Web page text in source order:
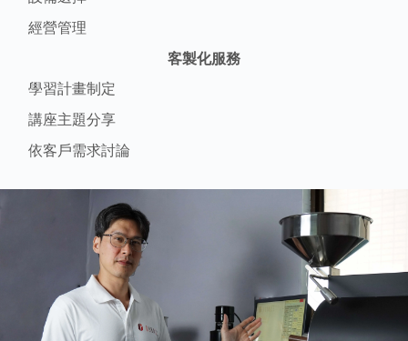
經營管理
客製化服務
學習計畫制定
講座主題分享
依客戶需求討論